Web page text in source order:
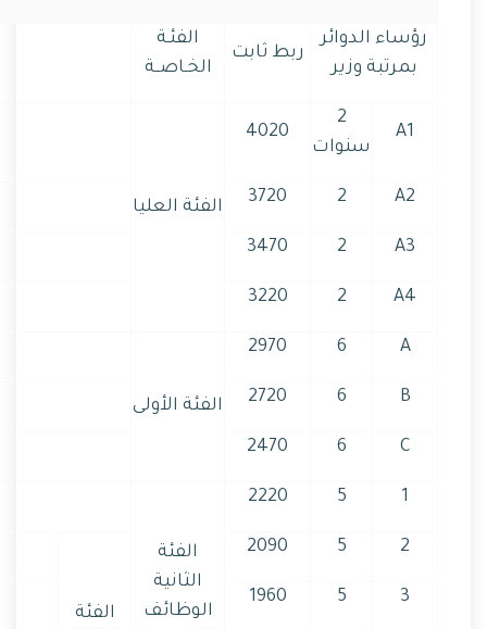
رؤساء الدوائر
بمرتبة وزير
ربط ثابت
الفئـة
الخـاصــة
A1
2
سنوات
4020
الفئة العليا A2
2
3720
A3
2
3470
A4
2
3220
A
6
2970
الفئة الأولى B
6
2720
C
6
2470
1
5
2220
الفئة
الثانية
الوظائف
2
5
2090
الفئة
3
5
1960